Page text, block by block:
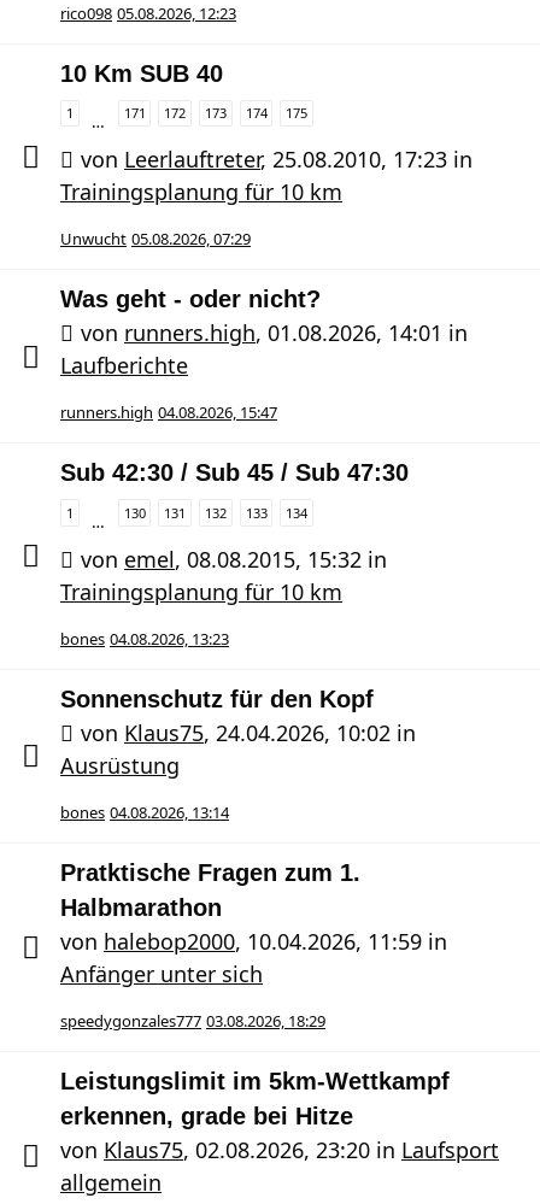
rico098 05.08.2026, 12:23
10 Km SUB 40
1 … 171 172 173 174 175
von Leerlauftreter, 25.08.2010, 17:23 in
Trainingsplanung für 10 km
Unwucht 05.08.2026, 07:29
Was geht - oder nicht?
von runners.high, 01.08.2026, 14:01 in
Laufberichte
runners.high 04.08.2026, 15:47
Sub 42:30 / Sub 45 / Sub 47:30
1 … 130 131 132 133 134
von emel, 08.08.2015, 15:32 in
Trainingsplanung für 10 km
bones 04.08.2026, 13:23
Sonnenschutz für den Kopf
von Klaus75, 24.04.2026, 10:02 in
Ausrüstung
bones 04.08.2026, 13:14
Pratktische Fragen zum 1.
Halbmarathon
von halebop2000, 10.04.2026, 11:59 in
Anfänger unter sich
speedygonzales777 03.08.2026, 18:29
Leistungslimit im 5km-Wettkampf
erkennen, grade bei Hitze
von Klaus75, 02.08.2026, 23:20 in Laufsport
allgemein